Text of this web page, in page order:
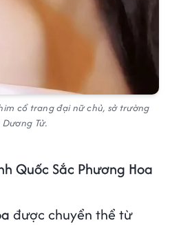
cổ trang đại nữ chủ, sở trường
Tử.
Quốc Sắc Phương Hoa
được chuyển thể từ